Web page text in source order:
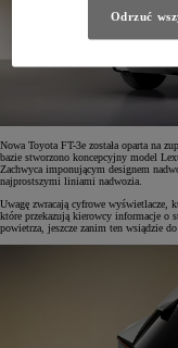
Nowa Toyota FT-3e została oparta na
bazie stworzono koncepcyjny model
Zachwyca imponującym designem
najprostszymi liniami nadwozia.
Uwagę zwracają cyfrowe wyświetlacze,
które przekazują kierowcy informacje o
powietrza, jeszcze zanim ten wsiądzie do
Odrzuć